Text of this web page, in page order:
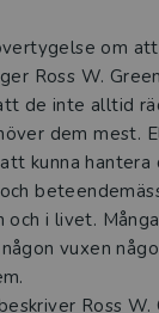
om
Ross W.
de inte alltid
dem mest.
kunna hantera
och i livet.
vuxen
Ross W.